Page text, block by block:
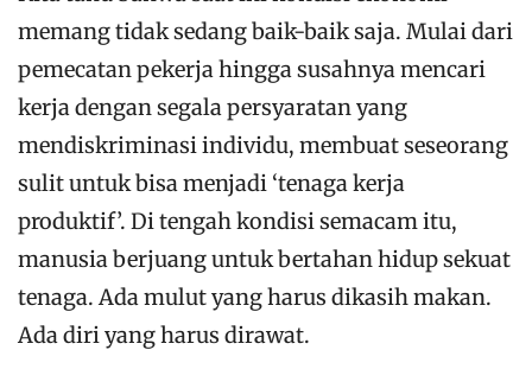
memang tidak sedang baik-baik saja. Mulai dari
pemecatan pekerja hingga susahnya mencari
kerja dengan segala persyaratan yang
mendiskriminasi individu, membuat seseorang
sulit untuk bisa menjadi ‘tenaga kerja
produktif’. Di tengah kondisi semacam itu,
manusia berjuang untuk bertahan hidup sekuat
tenaga. Ada mulut yang harus dikasih makan.
Ada diri yang harus dirawat.